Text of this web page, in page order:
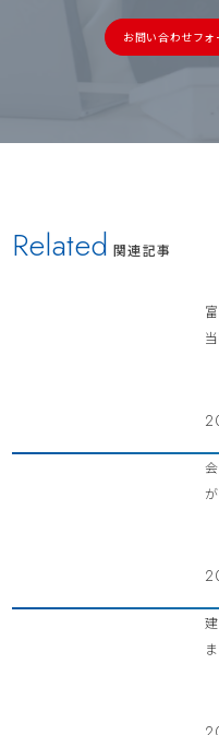
お問い合わせフォ
Related 関連記事